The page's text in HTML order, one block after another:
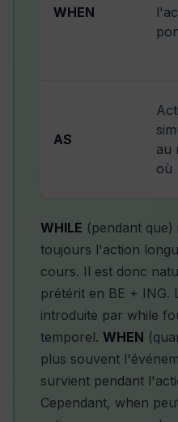
WHEN
AS
au
où
WHILE (pendant
toujours l'action
cours. Il est donc
prétérit en BE + ING.
introduite par while
temporel. WHEN
plus souvent
survient pendant
Cependant, when